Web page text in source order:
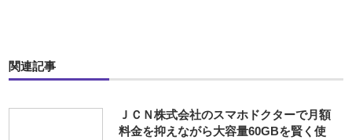
関連記事
ＪＣＮ株式会社のスマホドクターで月額
料金を抑えながら大容量60GBを賢く使